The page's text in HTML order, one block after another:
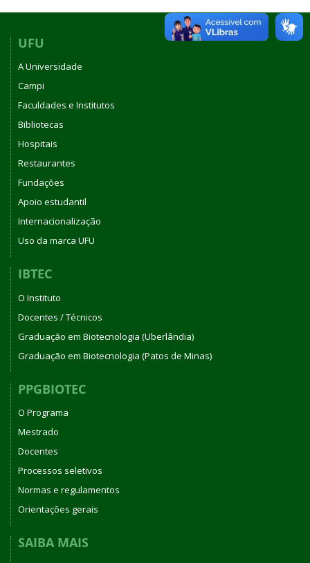
UFU
A Universidade
Campi
Faculdades e Institutos
Bibliotecas
Hospitais
Restaurantes
Fundações
Apoio estudantil
Internacionalização
Uso da marca UFU
IBTEC
O Instituto
Docentes / Técnicos
Graduação em Biotecnologia (Uberlândia)
Graduação em Biotecnologia (Patos de Minas)
PPGBIOTEC
O Programa
Mestrado
Docentes
Processos seletivos
Normas e regulamentos
Orientações gerais
SAIBA MAIS